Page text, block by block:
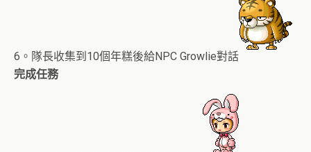
6。隊長收集到10個年糕後給NPC Growlie對話
完成任務